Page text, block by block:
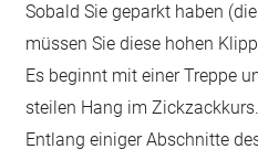
Sobald Sie geparkt haben
müssen Sie diese hohen
Es beginnt mit einer Treppe
steilen Hang im Zickzackkurs.
Entlang einiger Abschnitte